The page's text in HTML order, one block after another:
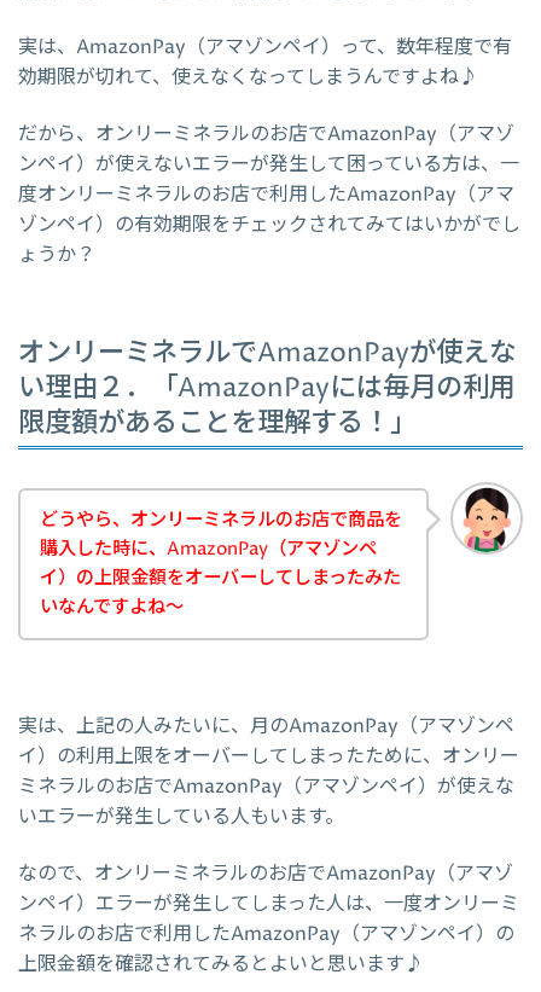
実は、AmazonPay（アマゾンペイ）って、数年程度で有
効期限が切れて、使えなくなってしまうんですよね♪
だから、オンリーミネラルのお店でAmazonPay（アマゾ
ンペイ）が使えないエラーが発生して困っている方は、一
度オンリーミネラルのお店で利用したAmazonPay（アマ
ゾンペイ）の有効期限をチェックされてみてはいかがでし
ょうか？
オンリーミネラルでAmazonPayが使えな
い理由２．「AmazonPayには毎月の利用
限度額があることを理解する！」
どうやら、オンリーミネラルのお店で商品を
購入した時に、AmazonPay（アマゾンペ
イ）の上限金額をオーバーしてしまったみた
いなんですよね～
実は、上記の人みたいに、月のAmazonPay（アマゾンペ
イ）の利用上限をオーバーしてしまったために、オンリー
ミネラルのお店でAmazonPay（アマゾンペイ）が使えな
いエラーが発生している人もいます。
なので、オンリーミネラルのお店でAmazonPay（アマゾ
ンペイ）エラーが発生してしまった人は、一度オンリーミ
ネラルのお店で利用したAmazonPay（アマゾンペイ）の
上限金額を確認されてみるとよいと思います♪